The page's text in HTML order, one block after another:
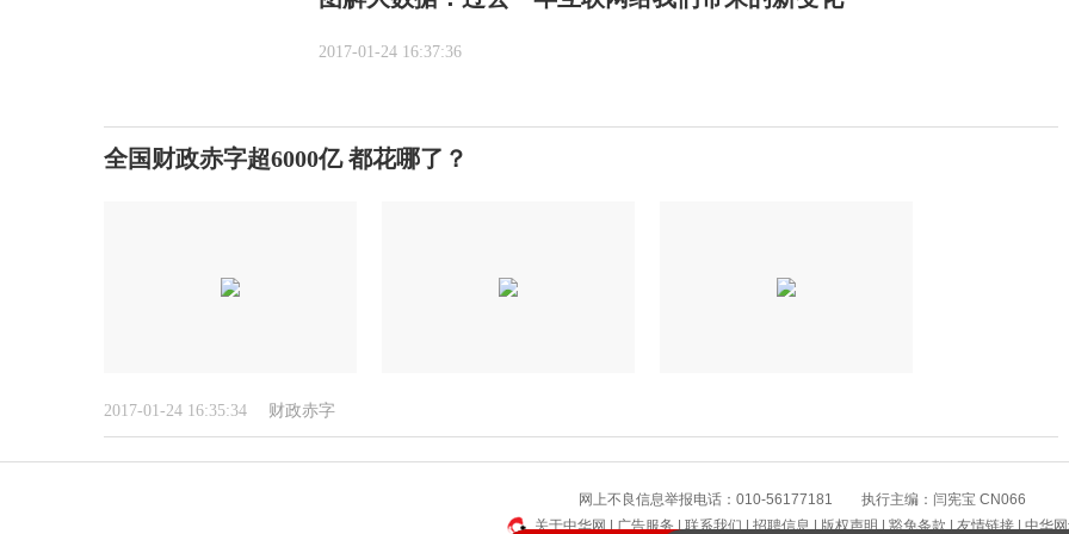
2017-01-24 16:37:36
全国财政赤字超6000亿 都花哪了？
2017-01-24 16:35:34 财政赤字
网上不良信息举报电话：010-56177181 执行主编：闫宪宝 CN066
关于中华网|广告服务|联系我们|招聘信息|版权声明|豁免条款|友情链接|中华
提高警惕！绷紧暑期护娃安全这根弦